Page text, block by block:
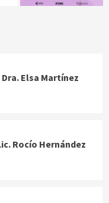
Dra. Elsa Martínez
Rocío Hernández